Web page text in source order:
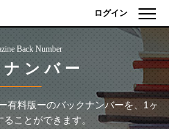
ログイン
Back Number
ンバー
有料版ーのバックナンバーを、1ヶ
ことができます。